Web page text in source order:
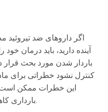
اگر داروهای ضد
آینده دارید، باید درمان
باردار شدن مورد بحث قرار
کنترل نشود خطراتی برای
این خطرات ممکن است
بارداری کاهش یابد یا به حداقل رسانده شود.